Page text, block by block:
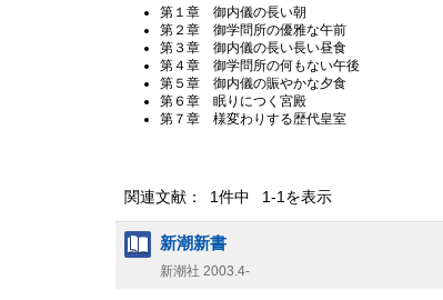
第１章 御内儀の長い朝
第２章 御学問所の優雅な午前
第３章 御内儀の長い長い昼食
第４章 御学問所の何もない午後
第５章 御内儀の賑やかな夕食
第６章 眠りにつく宮殿
第７章 様変わりする歴代皇室
関連文献： 1件中 1-1を表示
新潮新書
新潮社 2003.4-